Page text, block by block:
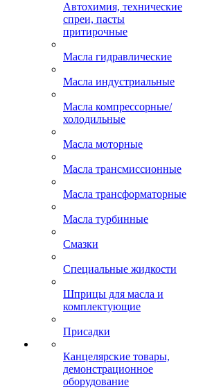
Автохимия, технические
спреи, пасты
притирочные
Масла гидравлические
Масла индустриальные
Масла компрессорные/
холодильные
Масла моторные
Масла трансмиссионные
Масла трансформаторные
Масла турбинные
Смазки
Специальные жидкости
Шприцы для масла и
комплектующие
Присадки
Канцелярские товары,
демонстрационное
оборудование